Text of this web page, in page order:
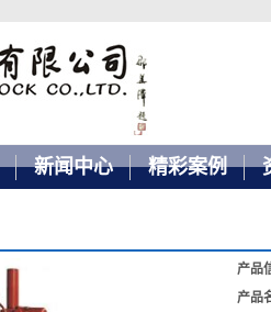
新闻中心 精彩案例
产品
产品